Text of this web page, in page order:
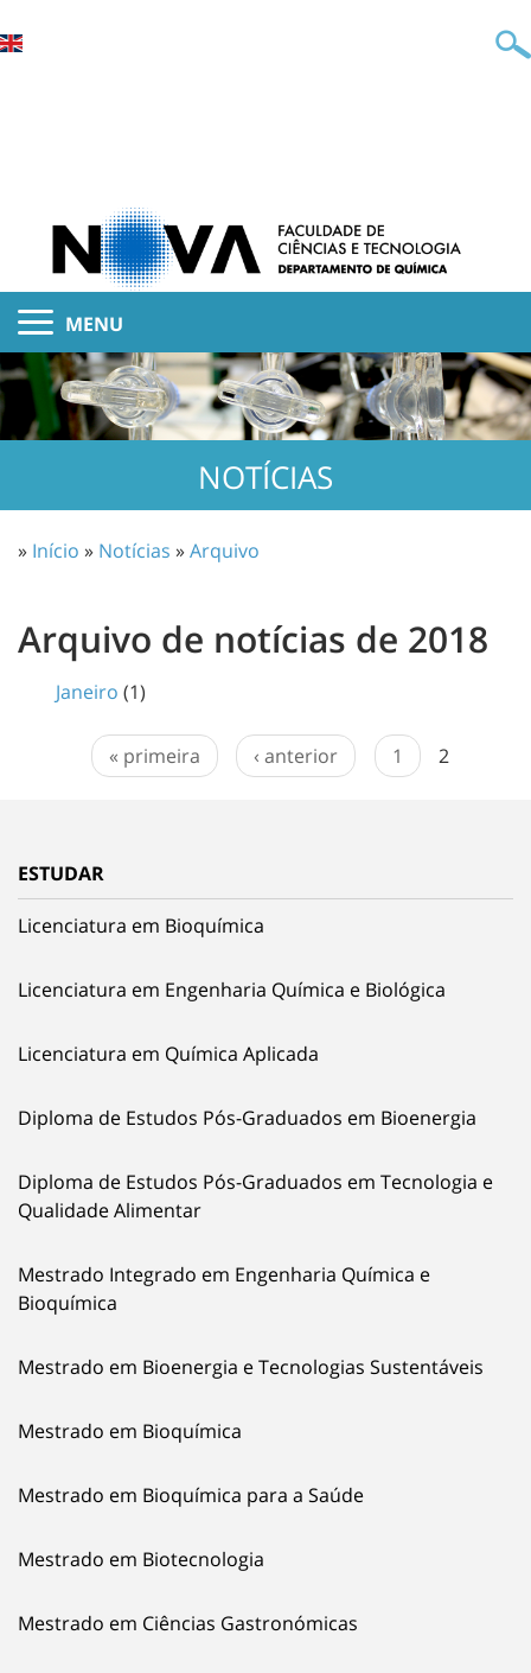
MENU
NOTÍCIAS
» Início » Notícias »Arquivo
Arquivo de notícias de 2018
Janeiro (1)
« primeira ‹ anterior 1 2
ESTUDAR
Licenciatura em Bioquímica
Licenciatura em Engenharia Química e Biológica
Licenciatura em Química Aplicada
Diploma de Estudos Pós-Graduados em Bioenergia
Diploma de Estudos Pós-Graduados em Tecnologia e
Qualidade Alimentar
Mestrado Integrado em Engenharia Química e
Bioquímica
Mestrado em Bioenergia e Tecnologias Sustentáveis
Mestrado em Bioquímica
Mestrado em Bioquímica para a Saúde
Mestrado em Biotecnologia
Mestrado em Ciências Gastronómicas